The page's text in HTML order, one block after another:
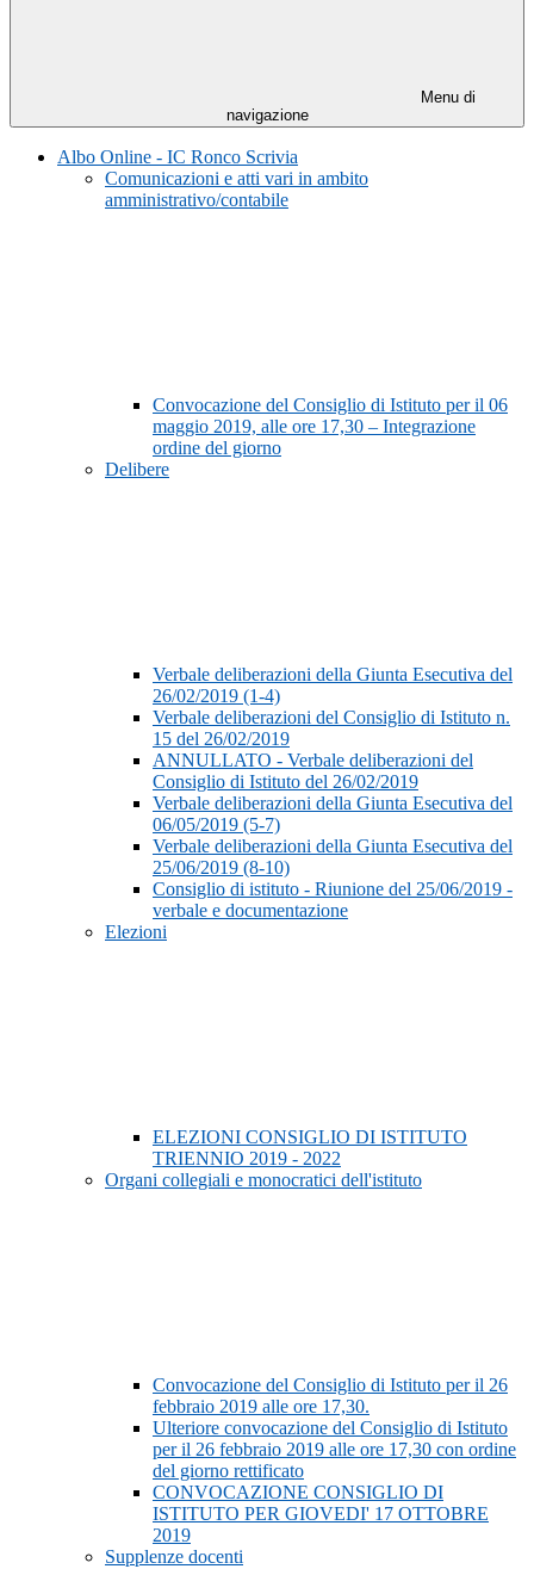
Menu di
navigazione
Albo Online - IC Ronco Scrivia
Comunicazioni e atti vari in ambito
amministrativo/contabile
Convocazione del Consiglio di Istituto per il 06
maggio 2019, alle ore 17,30 – Integrazione
ordine del giorno
Delibere
Verbale deliberazioni della Giunta Esecutiva del
26/02/2019 (1-4)
Verbale deliberazioni del Consiglio di Istituto n.
15 del 26/02/2019
ANNULLATO - Verbale deliberazioni del
Consiglio di Istituto del 26/02/2019
Verbale deliberazioni della Giunta Esecutiva del
06/05/2019 (5-7)
Verbale deliberazioni della Giunta Esecutiva del
25/06/2019 (8-10)
Consiglio di istituto - Riunione del 25/06/2019 -
verbale e documentazione
Elezioni
ELEZIONI CONSIGLIO DI ISTITUTO
TRIENNIO 2019 - 2022
Organi collegiali e monocratici dell'istituto
Convocazione del Consiglio di Istituto per il 26
febbraio 2019 alle ore 17,30.
Ulteriore convocazione del Consiglio di Istituto
per il 26 febbraio 2019 alle ore 17,30 con ordine
del giorno rettificato
CONVOCAZIONE CONSIGLIO DI
ISTITUTO PER GIOVEDI' 17 OTTOBRE
2019
Supplenze docenti